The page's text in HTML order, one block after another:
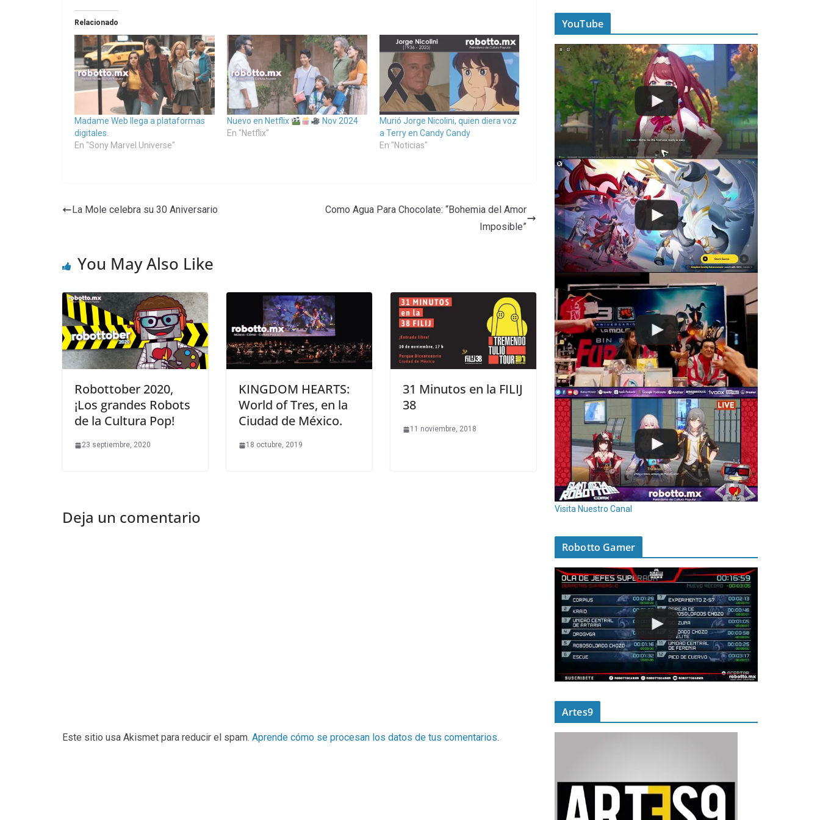
Relacionado
Madame Web llega a plataformas
digitales.
En "Sony Marvel Universe"
Nuevo en Netflix
Nov 2024
En "Netflix"
Murió Jorge Nicolini, quien diera voz
a Terry en Candy Candy
En "Noticias"
La Mole celebra su 30 Aniversario
Como Agua Para Chocolate: “Bohemia del Amor
Imposible”
You May Also Like
Robottober 2020,
¡Los grandes Robots
de la Cultura Pop!
23 septiembre, 2020
KINGDOM HEARTS:
World of Tres, en la
Ciudad de México.
18 octubre, 2019
31 Minutos en la FILIJ
38
11 noviembre, 2018
Deja un comentario
Este sitio usa Akismet para reducir el spam. Aprende cómo se procesan los datos de tus comentarios.
YouTube
Visita Nuestro Canal
Robotto Gamer
Artes9